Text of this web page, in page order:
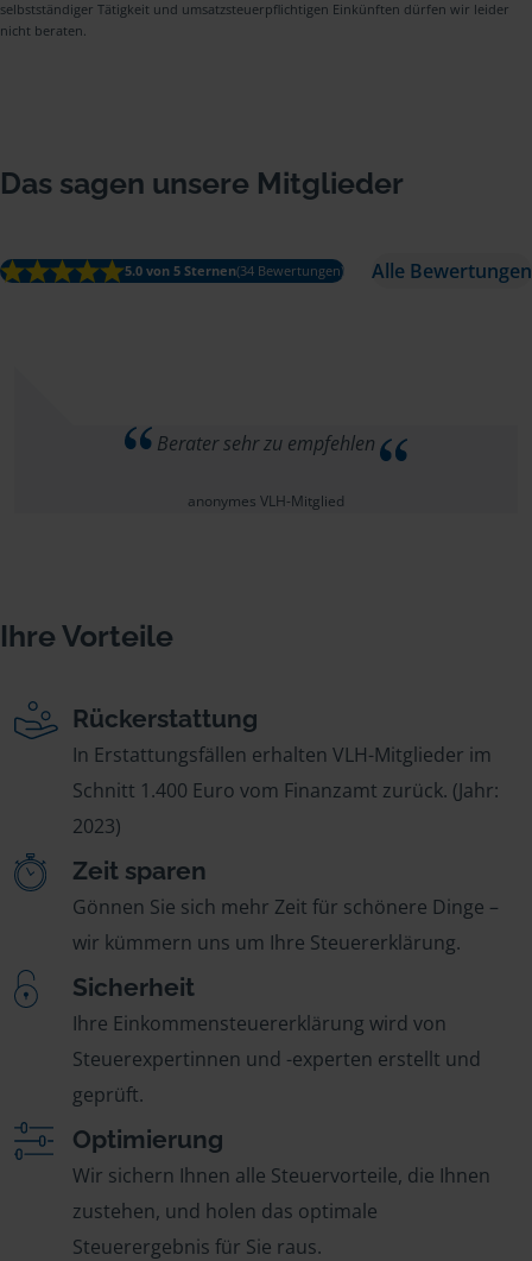
selbstständiger Tätigkeit und umsatzsteuerpflichtigen Einkünften dürfen wir leider
nicht beraten.
Das sagen unsere Mitglieder
5.0 von 5 Sternen(34 Bewertungen) Alle Bewertungen
Berater sehr zu empfehlen
anonymes VLH-Mitglied
Ihre Vorteile
Rückerstattung
In Erstattungsfällen erhalten VLH-Mitglieder im
Schnitt 1.400 Euro vom Finanzamt zurück. (Jahr:
2023)
Zeit sparen
Gönnen Sie sich mehr Zeit für schönere Dinge –
wir kümmern uns um Ihre Steuererklärung.
Sicherheit
Ihre Einkommensteuererklärung wird von
Steuerexpertinnen und -experten erstellt und
geprüft.
Optimierung
Wir sichern Ihnen alle Steuervorteile, die Ihnen
zustehen, und holen das optimale
Steuerergebnis für Sie raus.